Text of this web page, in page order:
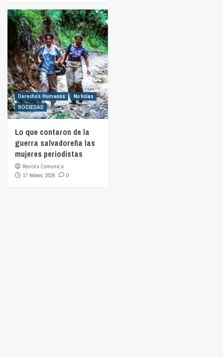
Derechos Humanos
Noticias
SOCIEDAD
Lo que contaron de la
guerra salvadoreña las
mujeres periodistas
Revista Comunica
17 febrero, 2026
0